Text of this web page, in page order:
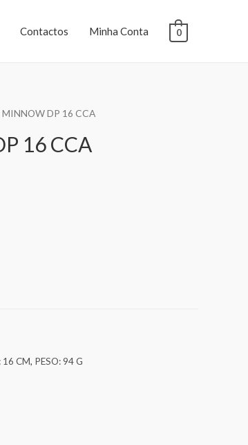
Contactos Minha Conta 0
MINNOW DP 16 CCA
16 CCA
16 CM, PESO: 94 G